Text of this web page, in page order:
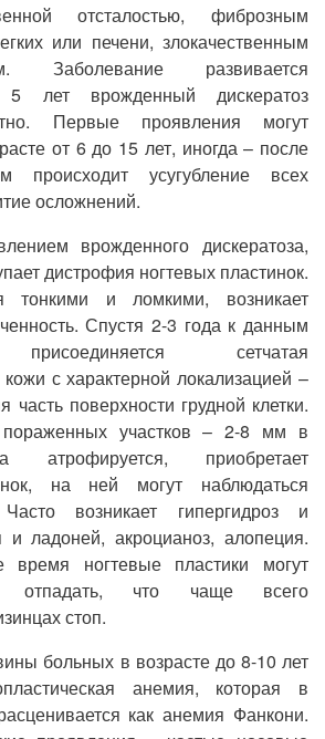
отсталостью, фиброзным
или печени, злокачественным
Заболевание развивается
лет врожденный дискератоз
Первые проявления могут
от 6 до 15 лет, иногда – после
происходит усугубление всех
осложнений.
врожденного дискератоза,
дистрофия ногтевых пластинок.
тонкими и ломкими, возникает
Спустя 2-3 года к данным
сетчатая
с характерной локализацией –
поверхности грудной клетки.
участков – 2-8 мм в
атрофируется, приобретает
на ней могут наблюдаться
Часто возникает гипергидроз и
и ладоней, акроцианоз, алопеция.
время ногтевые пластики могут
отпадать, что чаще всего
стоп.
больных в возрасте до 8-10 лет
анемия, которая в
как анемия Фанкони.